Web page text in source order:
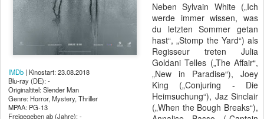
IMDb | Kinostart: 23.08.2018
Blu-ray (DE): -
Originaltitel: Slender Man
Genre: Horror, Mystery, Thriller
MPAA: PG-13
Freigegeben ab (Jahre): -
Neben Sylvain White („Ich
werde immer wissen, was
du letzten Sommer getan
hast“, „Stomp the Yard“) als
Regisseur treten Julia
Goldani Telles („The Affair“,
„New in Paradise“), Joey
King („Conjuring - Die
Heimsuchung“), Jaz Sinclair
(„When the Bough Breaks“),